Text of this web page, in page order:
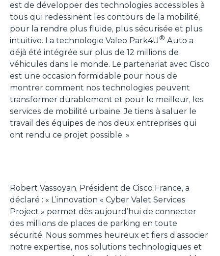
est de développer des technologies accessibles à
tous qui redessinent les contours de la mobilité,
pour la rendre plus fluide, plus sécurisée et plus
intuitive. La technologie Valeo Park4U® Auto a
déjà été intégrée sur plus de 12 millions de
véhicules dans le monde. Le partenariat avec Cisco
est une occasion formidable pour nous de
montrer comment nos technologies peuvent
transformer durablement et pour le meilleur, les
services de mobilité urbaine. Je tiens à saluer le
travail des équipes de nos deux entreprises qui
ont rendu ce projet possible. »
Robert Vassoyan, Président de Cisco France, a
déclaré : « L’innovation « Cyber Valet Services
Project » permet dès aujourd’hui de connecter
des millions de places de parking en toute
sécurité. Nous sommes heureux et fiers d’associer
notre expertise, nos solutions technologiques et